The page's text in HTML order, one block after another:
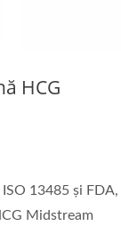
HCG
13485 și FDA,
Midstream